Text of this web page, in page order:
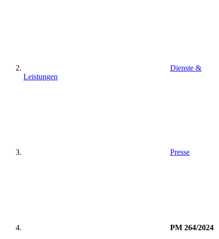
Dienste &
Leistungen
Presse
PM 264/2024